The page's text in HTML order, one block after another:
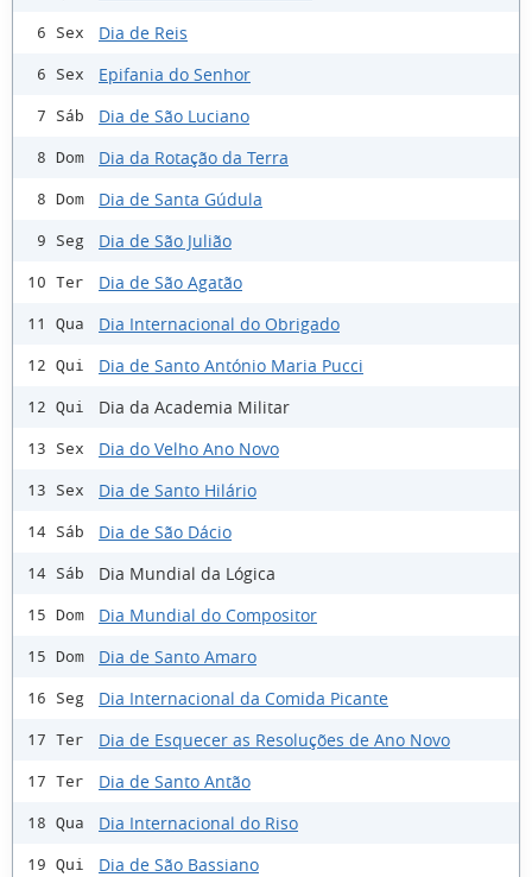
6 Sex Dia de Reis
6 Sex Epifania do Senhor
7 Sáb Dia de São Luciano
8 Dom Dia da Rotação da Terra
8 Dom Dia de Santa Gúdula
9 Seg Dia de São Julião
10 Ter Dia de São Agatão
11 Qua Dia Internacional do Obrigado
12 Qui Dia de Santo António Maria Pucci
12 Qui Dia da Academia Militar
13 Sex Dia do Velho Ano Novo
13 Sex Dia de Santo Hilário
14 Sáb Dia de São Dácio
14 Sáb Dia Mundial da Lógica
15 Dom Dia Mundial do Compositor
15 Dom Dia de Santo Amaro
16 Seg Dia Internacional da Comida Picante
17 Ter Dia de Esquecer as Resoluções de Ano Novo
17 Ter Dia de Santo Antão
18 Qua Dia Internacional do Riso
19 Qui Dia de São Bassiano